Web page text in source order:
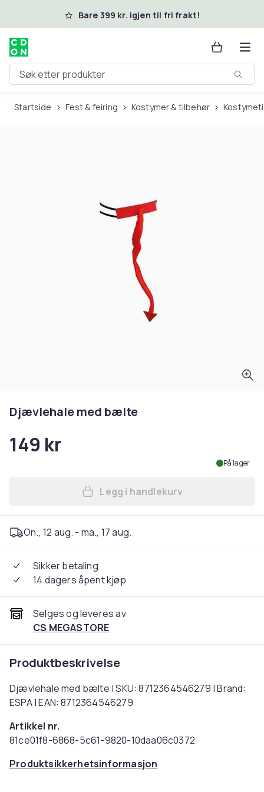
Hopp til hovedinnholdBare 399 kr. igjen til fri frakt!
Søk etter produkter
Startside Fest & feiring Kostymer & tilbehør
Djævlehale med bælte
149 kr
På lager
Legg Djævlehale med
Legg i handlekurv
On., 12 aug. - ma., 17 aug.
Sikker betaling
14 dagers åpent kjøp
Selges og leveres av
CS MEGASTORE
Produktbeskrivelse
Djævlehale med bælte | SKU: 8712364546279 | Brand:
ESPA | EAN: 8712364546279
Artikkel nr.
81ce01f8-6868-5c61-9820-10daa06c0372
Produktsikkerhetsinformasjon